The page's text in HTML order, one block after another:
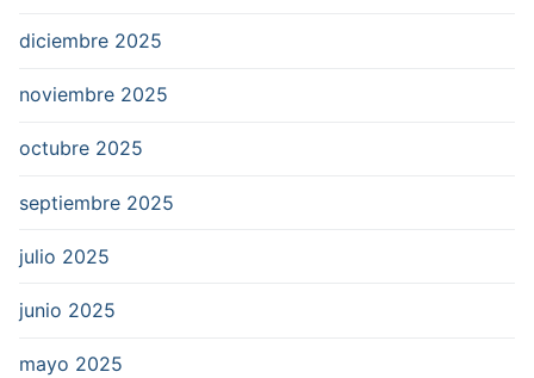
diciembre 2025
noviembre 2025
octubre 2025
septiembre 2025
julio 2025
junio 2025
mayo 2025